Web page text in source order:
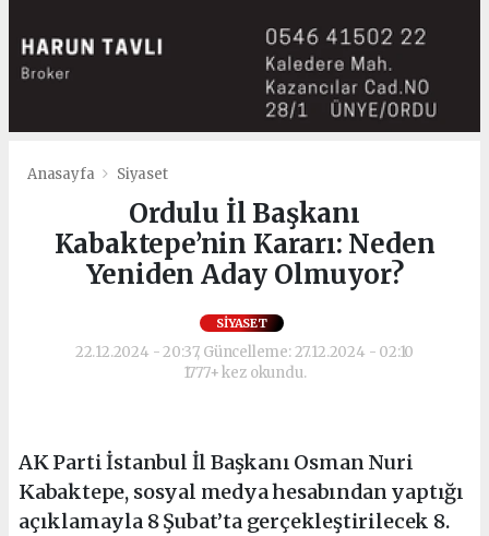
Anasayfa Siyaset
Ordulu İl Başkanı
Kabaktepe’nin Kararı: Neden
Yeniden Aday Olmuyor?
SIYASET
22.12.2024 - 20:37, Güncelleme: 27.12.2024 - 02:10
1777+ kez okundu.
AK Parti İstanbul İl Başkanı Osman Nuri
Kabaktepe, sosyal medya hesabından yaptığı
açıklamayla 8 Şubat’ta gerçekleştirilecek 8.